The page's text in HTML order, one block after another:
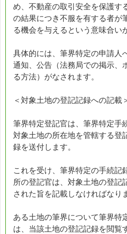
め、不動産の取引安全を保護す
の結果につき不服を有する者が
る機会を与えるという意味合い
具体的には、筆界特定の申請人
通知、公告（法務局での掲示、
る方法）がなされます。
＜対象土地の登記記録への記載
筆界特定登記官は、筆界特定手
対象土地の所在地を管轄する登
録を送付します。
これを受け、筆界特定の手続記
所の登記官は、対象土地の登記
された旨を記載しなければなり
ある土地の筆界について筆界特
は、当該土地の登記記録を閲覧